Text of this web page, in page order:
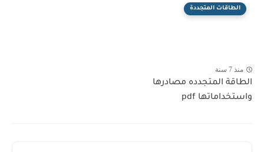
الطاقات المتجددة
منذ 7 سنة
الطاقة المتجدده مصادرها
واستخداماتها pdf